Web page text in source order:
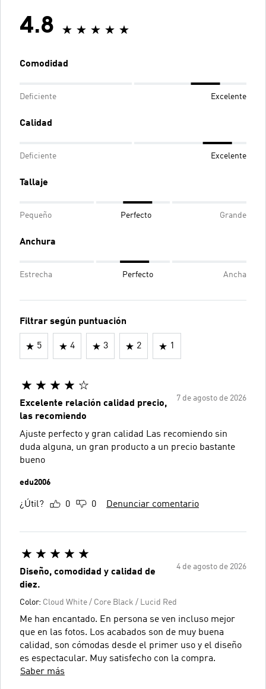
4.8
Comodidad
Deficiente Excelente
Calidad
Deficiente Excelente
Tallaje
Pequeño Perfecto Grande
Anchura
Estrecha Perfecto Ancha
Filtrar según puntuación
5 4 3 2 1
7 de agosto de 2026
Excelente relación calidad precio,
las recomiendo
Ajuste perfecto y gran calidad Las recomiendo sin
duda alguna, un gran producto a un precio bastante
bueno
edu2006
¿Útil? 0 0 Denunciar comentario
4 de agosto de 2026
Diseño, comodidad y calidad de
diez.
Color: Cloud White / Core Black / Lucid Red
Me han encantado. En persona se ven incluso mejor
que en las fotos. Los acabados son de muy buena
calidad, son cómodas desde el primer uso y el diseño
es espectacular. Muy satisfecho con la compra.
Saber más